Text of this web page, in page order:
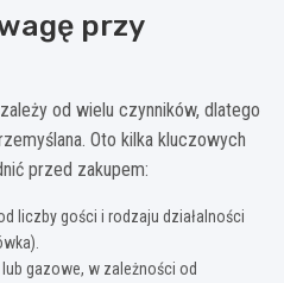
przy
od wielu czynników, dlatego
Oto kilka kluczowych
przed zakupem:
liczby gości i rodzaju działalności
gazowe, w zależności od